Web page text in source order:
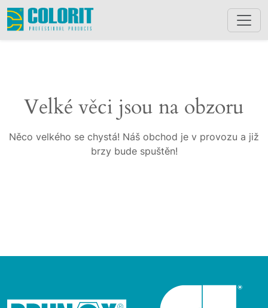
Velké věci jsou na obzoru
Něco velkého se chystá! Náš obchod je v provozu a již
brzy bude spuštěn!